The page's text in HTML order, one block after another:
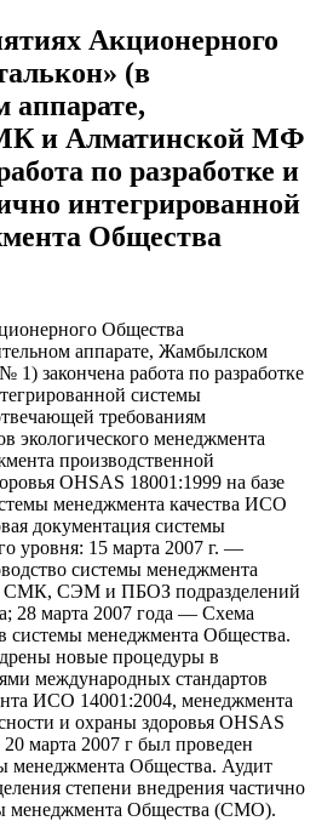
Акционерного
(в
аппарате,
и Алматинской МФ
по разработке и
интегрированной
Общества
Общества
аппарате, Жамбылском
закончена работа по разработке
системы
требованиям
экологического менеджмента
производственной
OHSAS 18001:1999 на базе
менеджмента качества ИСО
документация системы
уровня: 15 марта 2007 г. —
системы менеджмента
СМК, СЭМ и ПБОЗ подразделений
28 марта 2007 года — Схема
системы менеджмента Общества.
новые процедуры в
международных стандартов
ИСО 14001:2004, менеджмента
и охраны здоровья OHSAS
марта 2007 г был проведен
менеджмента Общества. Аудит
степени внедрения частично
менеджмента Общества (СМО).